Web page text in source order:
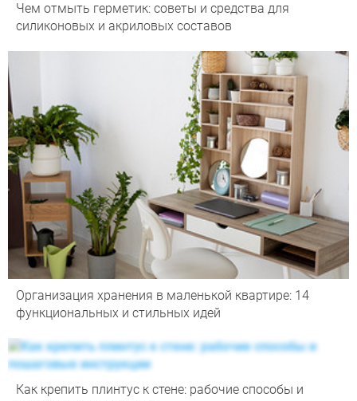
Чем отмыть герметик: советы и средства для
силиконовых и акриловых составов
Организация хранения в маленькой квартире: 14
функциональных и стильных идей
Как крепить плинтус к стене: рабочие способы и